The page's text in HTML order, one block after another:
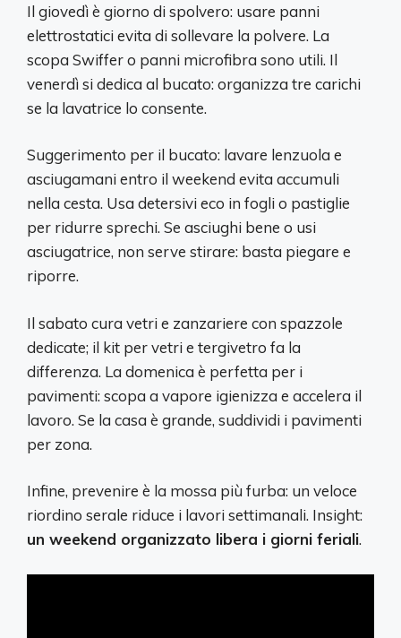
Il giovedì è giorno di spolvero: usare panni
elettrostatici evita di sollevare la polvere. La
scopa Swiffer o panni microfibra sono utili. Il
venerdì si dedica al bucato: organizza tre carichi
se la lavatrice lo consente.
Suggerimento per il bucato: lavare lenzuola e
asciugamani entro il weekend evita accumuli
nella cesta. Usa detersivi eco in fogli o pastiglie
per ridurre sprechi. Se asciughi bene o usi
asciugatrice, non serve stirare: basta piegare e
riporre.
Il sabato cura vetri e zanzariere con spazzole
dedicate; il kit per vetri e tergivetro fa la
differenza. La domenica è perfetta per i
pavimenti: scopa a vapore igienizza e accelera il
lavoro. Se la casa è grande, suddividi i pavimenti
per zona.
Infine, prevenire è la mossa più furba: un veloce
riordino serale riduce i lavori settimanali. Insight:
un weekend organizzato libera i giorni feriali.